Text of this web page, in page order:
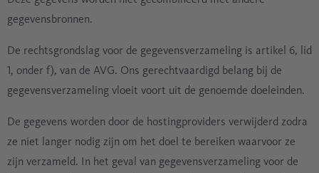
gegevensbronnen.
De rechtsgrondslag voor de gegevensverzameling is artikel 6, lid
1, onder f), van de AVG. Ons gerechtvaardigd belang bij de
gegevensverzameling vloeit voort uit de genoemde doeleinden.
De gegevens worden door de hostingproviders verwijderd zodra
ze niet langer nodig zijn om het doel te bereiken waarvoor ze
zijn verzameld. In het geval van gegevensverzameling voor de